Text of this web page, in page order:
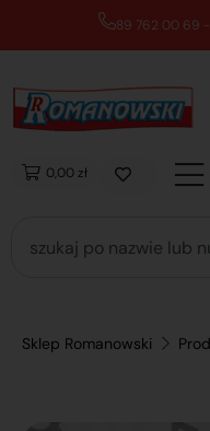
89 762 00 69 -
0,00 zł
Sklep Romanowski